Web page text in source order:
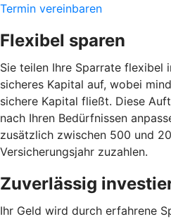
Termin vereinbaren
Flexibel sparen
Sie teilen Ihre Sparrate flexibel
sicheres Kapital auf, wobei
sichere Kapital fließt. Diese
nach Ihren Bedürfnissen
zusätzlich zwischen 500 und
Versicherungsjahr zuzahlen.
Zuverlässig
Ihr Geld wird durch erfahrene